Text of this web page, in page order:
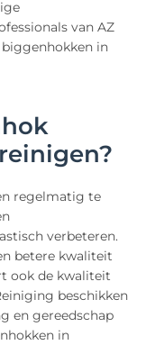
van AZ
in
regelmatig te
verbeteren.
betere kwaliteit
ook de kwaliteit
beschikken
en gereedschap
in